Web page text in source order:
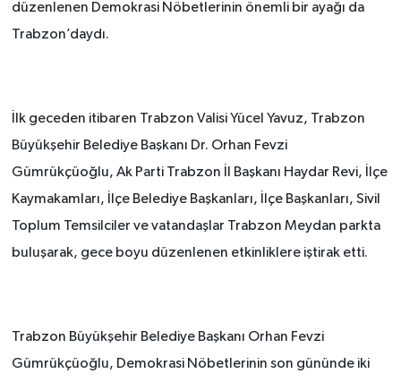
düzenlenen Demokrasi Nöbetlerinin önemli bir ayağı da
Trabzon’daydı.
İlk geceden itibaren Trabzon Valisi Yücel Yavuz, Trabzon
Büyükşehir Belediye Başkanı Dr. Orhan Fevzi
Gümrükçüoğlu, Ak Parti Trabzon İl Başkanı Haydar Revi, İlçe
Kaymakamları, İlçe Belediye Başkanları, İlçe Başkanları, Sivil
Toplum Temsilciler ve vatandaşlar Trabzon Meydan parkta
buluşarak, gece boyu düzenlenen etkinliklere iştirak etti.
Trabzon Büyükşehir Belediye Başkanı Orhan Fevzi
Gümrükçüoğlu, Demokrasi Nöbetlerinin son gününde iki